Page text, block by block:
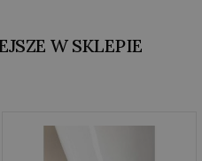
W SKLEPIE